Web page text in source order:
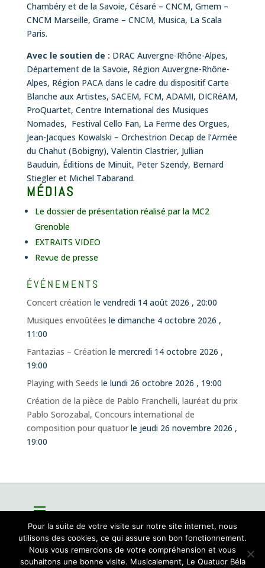
Chambéry et de la Savoie, Césaré – CNCM, Gmem –
CNCM Marseille, Grame – CNCM, Musica, La Scala
Paris.
Avec le soutien de : DRAC Auvergne-Rhône-Alpes,
Département de la Savoie, Région Auvergne-Rhône-
Alpes, Région PACA dans le cadre du dispositif Carte
Blanche aux Artistes, SACEM, FCM, ADAMI, DICRéAM,
ProQuartet, Centre International des Musiques
Nomades, Festival Cello Fan, La Ferme des Orgues,
Jean-Jacques Kowalski – Orchestrion Decap de l’Armée
du Chahut (Bobigny), Valentin Clastrier, Jullian
Bauduin, Éditions de Minuit, Peter Szendy, Bernard
Stiegler et Michel Tabarand.
MÉDIAS
Le dossier de présentation réalisé par la MC2
Grenoble
EXTRAITS VIDEO
Revue de presse
ÉVÉNEMENTS
Concert création le vendredi 14 août 2026 , 20:00
Musiques envoûtées le dimanche 4 octobre 2026 ,
11:00
Fantazias – Création le mercredi 14 octobre 2026 ,
19:00
Playing with Seeds le lundi 26 octobre 2026 , 19:00
Création de la pièce de Pablo Franchelli, lauréat du prix
Pablo Sorozabal, Concours international de
composition pour quatuorle jeudi 26 novembre 2026 ,
19:00
Pour la suite de votre visite sur notre site internet, nous
utilisons des cookies, ce qui assure son bon fonctionnement.
Nous vous remercions de votre compréhension et vous
souhaitons une bonne visite. Musicalement, Le Quatuor Béla